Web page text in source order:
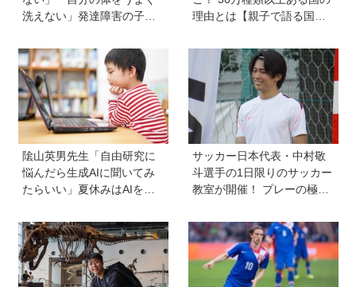
洗えない」発達障害の子ど
と・性教育のポイントは？
【『発達障害の子の性のル
ール』著者に聞いた】
理由とは【親子で語る国際
隂山英男先生「自由研究に
悩んだら生成AIに聞いてみ
たらいい」夏休みはAIを活
今しかできないことをして
ほしい
サッカー日本代表・中村敬
斗選手の1日限りのサッカー
教室が開催！ プレーの極意
学びと笑顔あふれる大盛況
イベントを詳しくレポ